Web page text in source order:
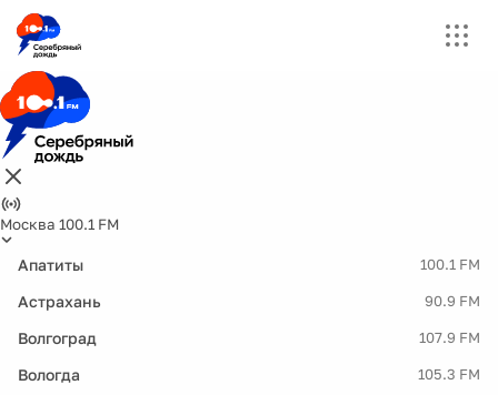
Москва 100.1 FM
Апатиты 100.1 FM
Астрахань 90.9 FM
Волгоград 107.9 FM
Вологда 105.3 FM